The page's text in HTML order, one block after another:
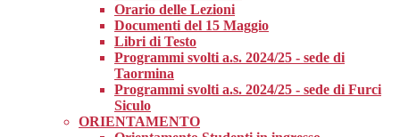
Orario delle Lezioni
Documenti del 15 Maggio
Libri di Testo
Programmi svolti a.s. 2024/25 - sede di
Taormina
Programmi svolti a.s. 2024/25 - sede di Furci
Siculo
ORIENTAMENTO